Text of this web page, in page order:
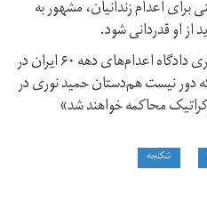
اعدام زندانیان، مشهور به
او قدردانی شود.
شاهزاده رضا پهلوی با اشاره به برگزاری دادگاه اعدام‌های دهه ۶۰ ایران در
دور نیست هم‌دستان حمید نوری در
محاکمه خواهند شد»
شکنجه